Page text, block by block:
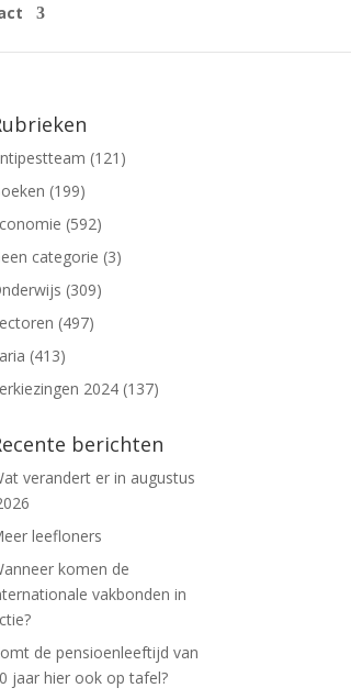
(121)
(199)
(592)
categorie (3)
(309)
(497)
(413)
2024 (137)
berichten
verandert er in augustus
leefloners
komen de
vakbonden in
de pensioenleeftijd van
jaar hier ook op tafel?